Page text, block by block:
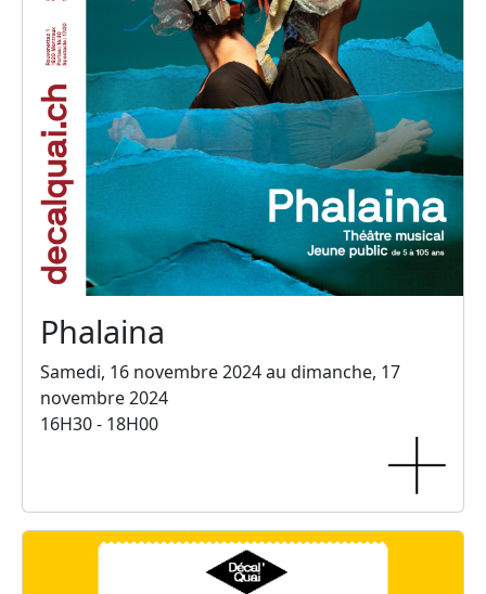
Phalaina
Samedi, 16 novembre 2024 au dimanche, 17
novembre 2024
16H30 - 18H00